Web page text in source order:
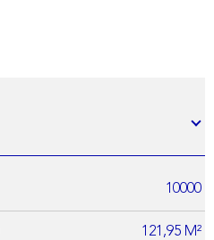
10000
121,95 M²